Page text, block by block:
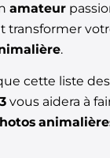
amateur
transformer
.
cette liste des
vous aidera à